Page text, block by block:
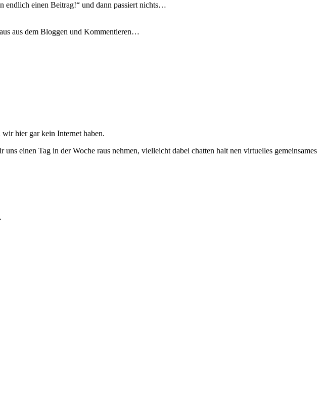
endlich einen Beitrag!“ und dann passiert nichts…
aus dem Bloggen und Kommentieren…
hier gar kein Internet haben.
einen Tag in der Woche raus nehmen, vielleicht dabei chatten halt nen virtuelles gemeinsames